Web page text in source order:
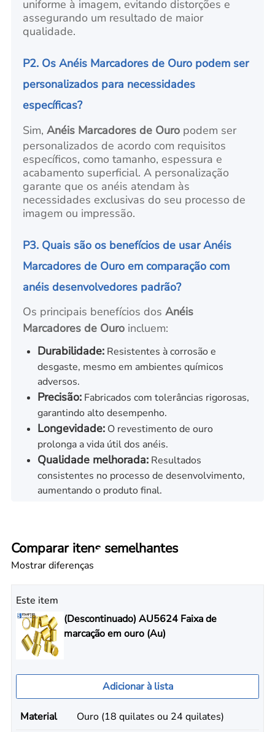
uniforme à imagem, evitando distorções e
assegurando um resultado de maior
qualidade.
P2. Os Anéis Marcadores de Ouro podem ser
personalizados para necessidades
específicas?
Sim,Anéis Marcadores de Ouro podem ser
personalizados de acordo com requisitos
específicos, como tamanho, espessura e
acabamento superficial. A personalização
garante que os anéis atendam às
necessidades exclusivas do seu processo de
imagem ou impressão.
P3. Quais são os benefícios de usar Anéis
Marcadores de Ouro em comparação com
anéis desenvolvedores padrão?
Os principais benefícios dosAnéis
Marcadores de Ouro incluem:
Durabilidade:Resistentes à corrosão e
desgaste, mesmo em ambientes químicos
adversos.
Precisão:Fabricados com tolerâncias rigorosas,
garantindo alto desempenho.
Longevidade:O revestimento de ouro
prolonga a vida útil dos anéis.
Qualidade melhorada:Resultados
consistentes no processo de desenvolvimento,
aumentando o produto final.
Comparar itens semelhantes
Mostrar diferenças
Este item
(Descontinuado) AU5624 Faixa de
marcação em ouro (Au)
Adicionar à lista
Material Ouro (18 quilates ou 24 quilates)